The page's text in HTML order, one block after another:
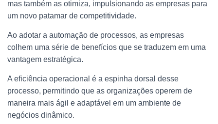
mas também as otimiza, impulsionando as empresas para
um novo patamar de competitividade.
Ao adotar a automação de processos, as empresas
colhem uma série de benefícios que se traduzem em uma
vantagem estratégica.
A eficiência operacional é a espinha dorsal desse
processo, permitindo que as organizações operem de
maneira mais ágil e adaptável em um ambiente de
negócios dinâmico.